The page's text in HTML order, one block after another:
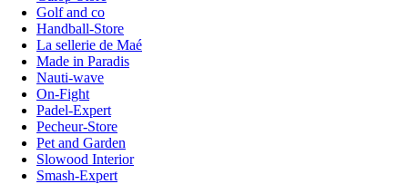
Golf and co
Handball-Store
La sellerie de Maé
Made in Paradis
Nauti-wave
On-Fight
Padel-Expert
Pecheur-Store
Pet and Garden
Slowood Interior
Smash-Expert